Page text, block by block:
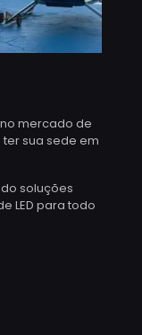
mercado de
sua sede em
soluções
LED para todo